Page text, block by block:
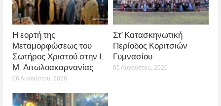
Η εορτή της
Μεταμορφώσεως του
Σωτήρος Χριστού στην Ι.
Μ. Αιτωλοακαρνανίας
06 Αυγούστου, 2026
Στ’ Κατασκηνωτική
Περίοδος Κοριτσιών
Γυμνασίου
05 Αυγούστου, 2026